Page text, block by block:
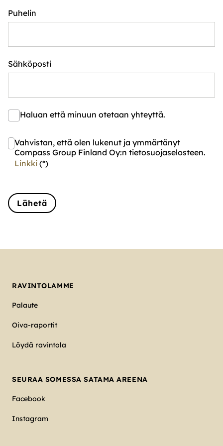
Puhelin
Sähköposti
Haluan että minuun otetaan yhteyttä.
Vahvistan, että olen lukenut ja ymmärtänyt
Compass Group Finland Oy:n tietosuojaselosteen.
Linkki (*)
Lähetä
RAVINTOLAMME
Palaute
Oiva-raportit
Löydä ravintola
SEURAA SOMESSA SATAMA AREENA
Facebook
Instagram